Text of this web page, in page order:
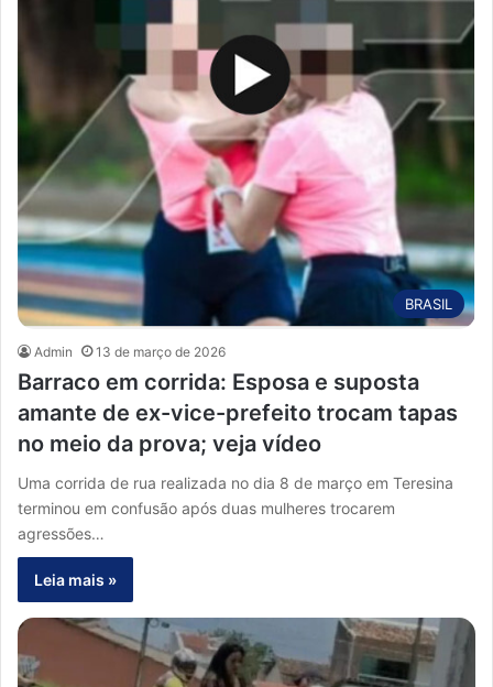
BRASIL
Admin 13 de março de 2026
Barraco em corrida: Esposa e suposta
amante de ex-vice-prefeito trocam tapas
no meio da prova; veja vídeo
Uma corrida de rua realizada no dia 8 de março em Teresina
terminou em confusão após duas mulheres trocarem
agressões…
Leia mais »